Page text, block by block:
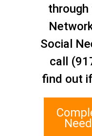
聯絡我們
史泰登島, 紐約 10305
對於 TTY，請撥打 711。
through
Social
call
find out